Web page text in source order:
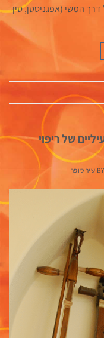
המשי (אפגניסטן, סין
של ריפוי
BY שיר סופר